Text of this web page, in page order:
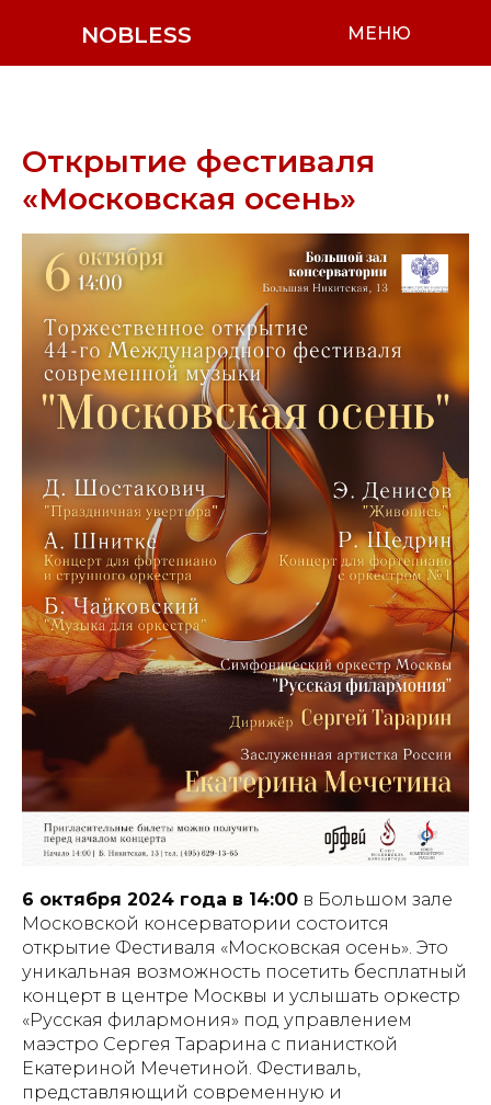
NOBLESS МЕНЮ
Открытие фестиваля
«Московская осень»
6 октября 2024 года в 14:00 в Большом зале
Московской консерватории состоится
открытие Фестиваля «Московская осень». Это
уникальная возможность посетить бесплатный
концерт в центре Москвы и услышать оркестр
«Русская филармония» под управлением
маэстро Сергея Тарарина с пианисткой
Екатериной Мечетиной. Фестиваль,
представляющий современную и